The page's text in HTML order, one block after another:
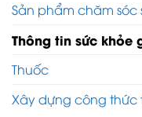
Sản phẩm chăm sóc
Thông tin sức khỏe
Thuốc
Xây dựng công